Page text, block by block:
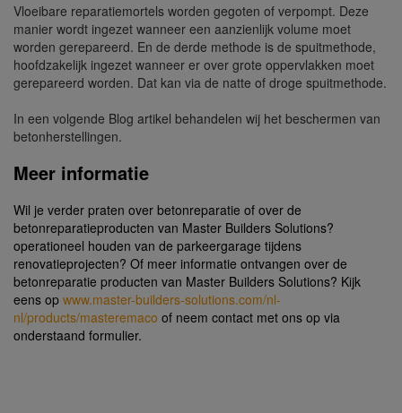
Vloeibare reparatiemortels worden gegoten of verpompt. Deze
manier wordt ingezet wanneer een aanzienlijk volume moet
worden gerepareerd. En de derde methode is de spuitmethode,
hoofdzakelijk ingezet wanneer er over grote oppervlakken moet
gerepareerd worden. Dat kan via de natte of droge spuitmethode.
In een volgende Blog artikel behandelen wij het beschermen van
betonherstellingen.
Meer informatie
Wil je verder praten over betonreparatie of over de
betonreparatieproducten van Master Builders Solutions?
operationeel houden van de parkeergarage tijdens
renovatieprojecten? Of meer informatie ontvangen over de
betonreparatie producten van Master Builders Solutions? Kijk
eens op www.master-builders-solutions.com/nl-
nl/products/masteremaco of neem contact met ons op via
onderstaand formulier.